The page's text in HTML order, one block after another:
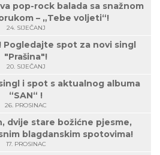
pop-rock balada sa snažnom
– „Tebe voljeti“!
24. SIJEČANJ
Pogledajte spot za novi singl
"Prašina"!
20. SIJEČANJ
singl i spot s aktualnog albuma
“SAN“ !
26. PROSINAC
dvije stare božićne pjesme,
blagdanskim spotovima!
17. PROSINAC